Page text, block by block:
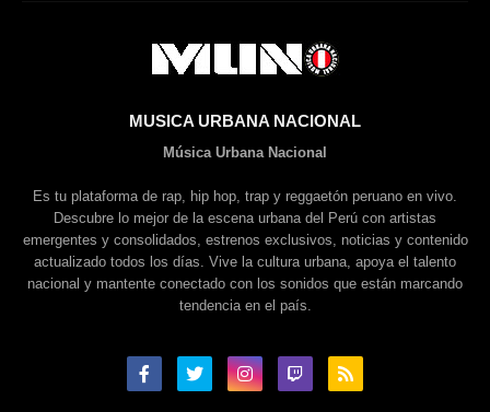
MUSICA URBANA NACIONAL
Música Urbana Nacional
Es tu plataforma de rap, hip hop, trap y reggaetón peruano en vivo.
Descubre lo mejor de la escena urbana del Perú con artistas
emergentes y consolidados, estrenos exclusivos, noticias y contenido
actualizado todos los días. Vive la cultura urbana, apoya el talento
nacional y mantente conectado con los sonidos que están marcando
tendencia en el país.